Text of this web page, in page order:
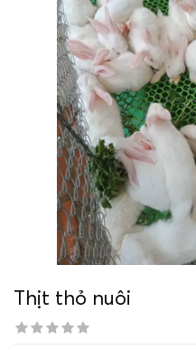
Thịt thỏ nuôi